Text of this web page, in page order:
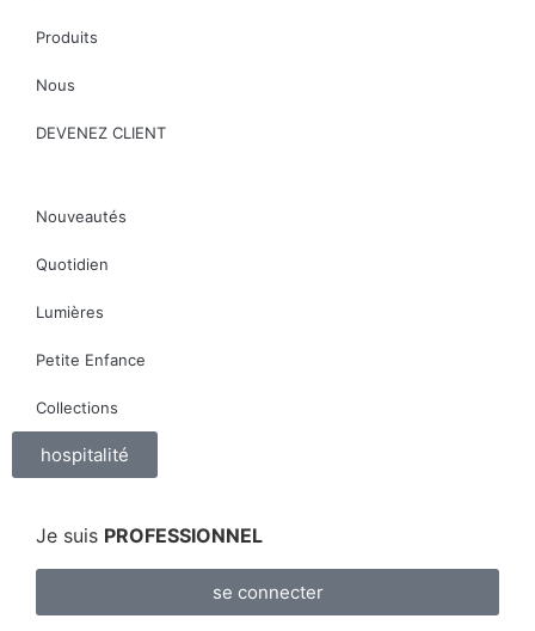
Produits
Nous
DEVENEZ CLIENT
Nouveautés
Quotidien
Lumières
Petite Enfance
Collections
hospitalité
Je suis PROFESSIONNEL
se connecter